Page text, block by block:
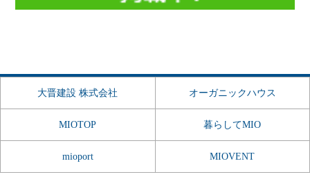
大晋建設 株式会社 オーガニックハウス
MIOTOP 暮らしてMIO
mioport MIOVENT